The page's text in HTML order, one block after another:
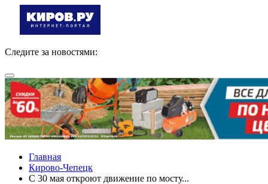
Следите за новостями:
Главная
Кирово-Чепецк
С 30 мая откроют движение по мосту...